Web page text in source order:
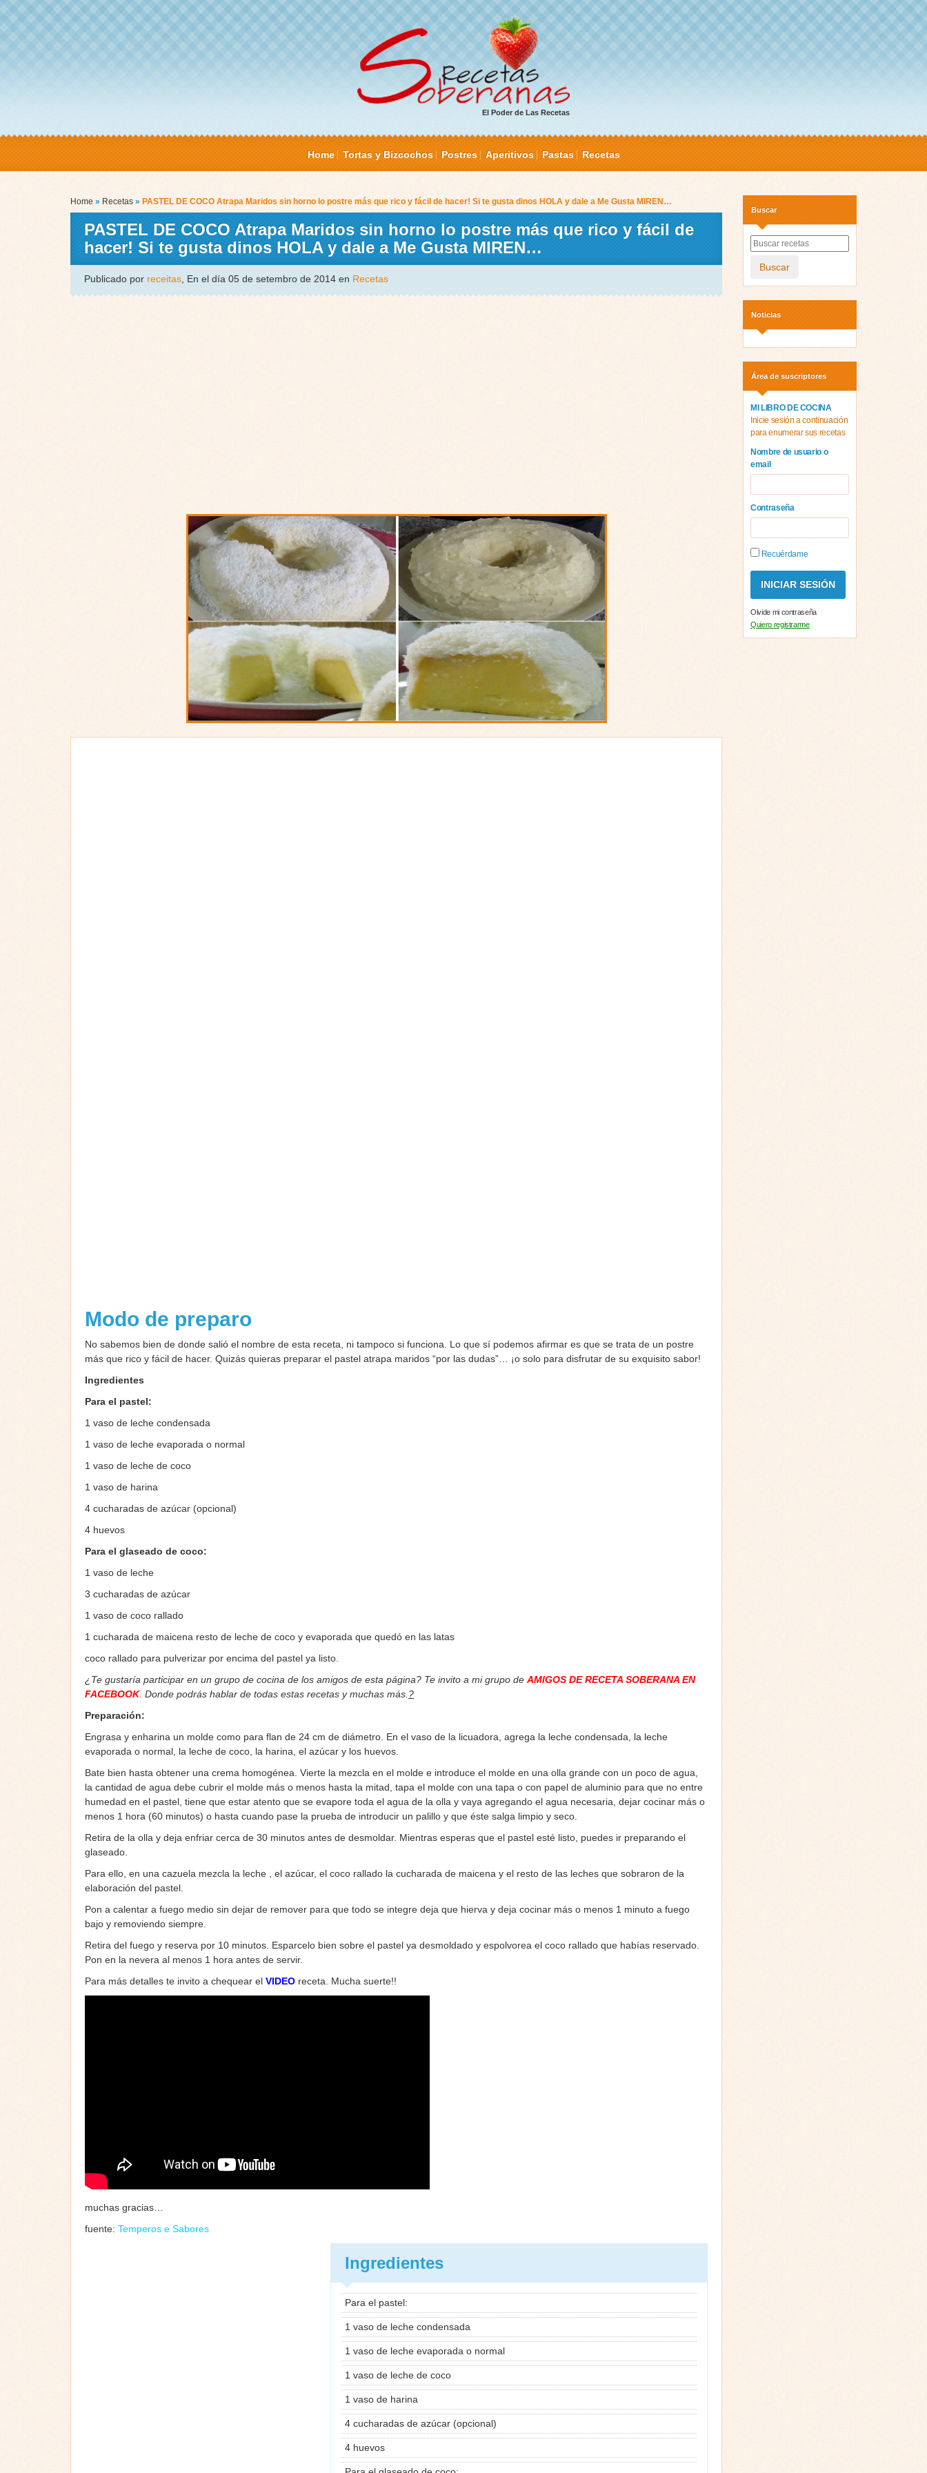
El Poder de Las Recetas
Home Tortas y Bizcochos Postres Aperitivos Pastas Recetas
Home » Recetas » PASTEL DE COCO Atrapa Maridos sin horno lo postre más que rico y fácil de hacer! Si te gusta dinos HOLA y dale a Me Gusta MIREN…
PASTEL DE COCO Atrapa Maridos sin horno lo postre más que rico y fácil de
hacer! Si te gusta dinos HOLA y dale a Me Gusta MIREN…
Publicado por receitas , En el día 05 de setembro de 2014 en Recetas
Modo de preparo
No sabemos bien de donde salió el nombre de esta receta, ni tampoco si funciona. Lo que sí podemos afirmar es que se trata de un postre
más que rico y fácil de hacer. Quizás quieras preparar el pastel atrapa maridos “por las dudas”… ¡o solo para disfrutar de su exquisito sabor!
Ingredientes
Para el pastel:
1 vaso de leche condensada
1 vaso de leche evaporada o normal
1 vaso de leche de coco
1 vaso de harina
4 cucharadas de azúcar (opcional)
4 huevos
Para el glaseado de coco:
1 vaso de leche
3 cucharadas de azúcar
1 vaso de coco rallado
1 cucharada de maicena resto de leche de coco y evaporada que quedó en las latas
coco rallado para pulverizar por encima del pastel ya listo.
¿Te gustaría participar en un grupo de cocina de los amigos de esta página? Te invito a mi grupo de AMIGOS DE RECETA SOBERANA EN
FACEBOOK. Donde podrás hablar de todas estas recetas y muchas más. ?
Preparación:
Engrasa y enharina un molde como para flan de 24 cm de diámetro. En el vaso de la licuadora, agrega la leche condensada, la leche
evaporada o normal, la leche de coco, la harina, el azúcar y los huevos.
Bate bien hasta obtener una crema homogénea. Vierte la mezcla en el molde e introduce el molde en una olla grande con un poco de agua,
la cantidad de agua debe cubrir el molde más o menos hasta la mitad, tapa el molde con una tapa o con papel de aluminio para que no entre
humedad en el pastel, tiene que estar atento que se evapore toda el agua de la olla y vaya agregando el agua necesaria, dejar cocinar más o
menos 1 hora (60 minutos) o hasta cuando pase la prueba de introducir un palillo y que éste salga limpio y seco.
Retira de la olla y deja enfriar cerca de 30 minutos antes de desmoldar. Mientras esperas que el pastel esté listo, puedes ir preparando el
glaseado.
Para ello, en una cazuela mezcla la leche , el azúcar, el coco rallado la cucharada de maicena y el resto de las leches que sobraron de la
elaboración del pastel.
Pon a calentar a fuego medio sin dejar de remover para que todo se integre deja que hierva y deja cocinar más o menos 1 minuto a fuego
bajo y removiendo siempre.
Retira del fuego y reserva por 10 minutos. Esparcelo bien sobre el pastel ya desmoldado y espolvorea el coco rallado que habías reservado.
Pon en la nevera al menos 1 hora antes de servir.
Para más detalles te invito a chequear el VIDEO receta. Mucha suerte!!
muchas gracias…
fuente: Temperos e Sabores
Ingredientes
Para el pastel:
1 vaso de leche condensada
1 vaso de leche evaporada o normal
1 vaso de leche de coco
1 vaso de harina
4 cucharadas de azúcar (opcional)
4 huevos
Buscar
Buscar
Noticias
Área de suscriptores
MI LIBRO DE COCINA
Inicie sesión a continuación
para enumerar sus recetas
Nombre de usuario o
email
Contraseña
Recuérdame
Olvide mi contraseña
Quiero registrarme